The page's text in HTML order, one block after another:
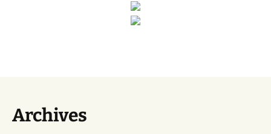
Archives